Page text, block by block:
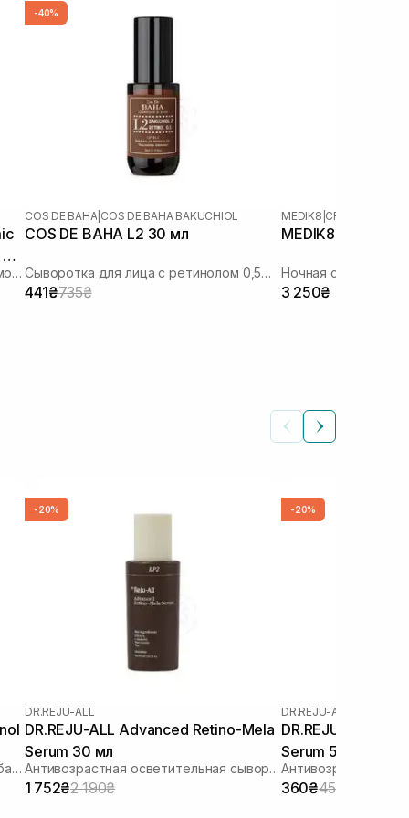
Сыворотка с ретинолом и транексамовой кислотой
-40%
COS DE BAHA COS DE BAHA BAKUCHIOL
COS DE BAHA L2 30 мл
Сыворотка для лица с ретинолом 0,5% и бакучиолом 2%
441₴735₴
MEDIK8 CRYSTAL
MEDIK8 Crystal
3 250₴
Сыворотка для лица с ретинолом и бакучиолом
-20%
DR.REJU-ALL
DR.REJU-ALL Advanced Retino-Mela
Serum 30 мл
Антивозрастная осветительная сыворотка с ретиноидом и транексамовой кислотой
1 752₴2 190₴
-20%
DR.REJU-ALL
DR.REJU-ALL
Serum 5 мл
360₴450₴